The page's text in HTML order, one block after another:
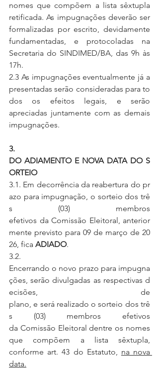
nomes que compõem a lista sêxtupla
retificada. As impugnações deverão ser
formalizadas por escrito, devidamente
fundamentadas, e protocoladas na
Secretaria do SINDIMED/BA, das 9h às
17h.
2.3 As impugnações eventualmente já a
presentadas serão consideradas para to
dos os efeitos legais, e serão
apreciadas juntamente com as demais
impugnações.
3.
DO ADIAMENTO E NOVA DATA DO S
ORTEIO
3.1. Em decorrência da reabertura do pr
azo para impugnação, o sorteio dos trê
s (03) membros
efetivos da Comissão Eleitoral, anterior
mente previsto para 09 de março de 20
26, fica ADIADO.
3.2.
Encerrando o novo prazo para impugna
ções, serão divulgadas as respectivas d
ecisões, de
plano, e será realizado o sorteio dos trê
s (03) membros efetivos
da Comissão Eleitoral dentre os nomes
que compõem a lista sêxtupla,
conforme art. 43 do Estatuto, na nova
data.